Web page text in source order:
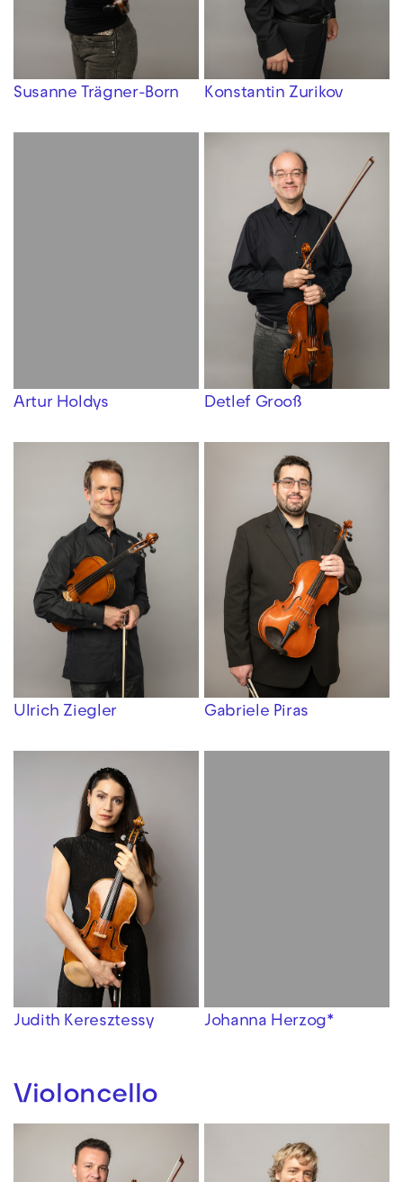
Susanne Trägner-Born Konstantin Zurikov
Artur Holdys Detlef Grooß
Ulrich Ziegler Gabriele Piras
Judith Keresztessy Johanna Herzog*
Violoncello